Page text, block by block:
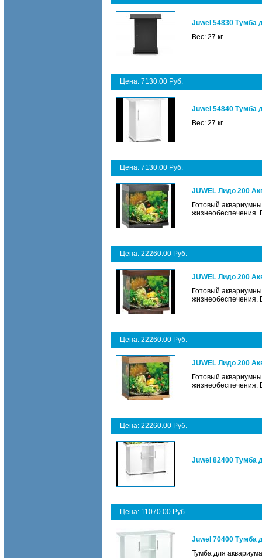
Juwel 54830 Тумба
Вес: 27 кг.
Цена: 7130.00 Руб.
Juwel 54840 Тумба
Вес: 27 кг.
Цена: 7130.00 Руб.
JUWEL Лидо 200
Готовый
жизнеобеспечения.
Цена: 22260.00 Руб.
JUWEL Лидо 200
Готовый
жизнеобеспечения.
Цена: 22260.00 Руб.
JUWEL Лидо 200
Готовый
жизнеобеспечения.
Цена: 22260.00 Руб.
Juwel 82400 Тумба
Цена: 11070.00 Руб.
Juwel 70400 Тумба
Тумба для